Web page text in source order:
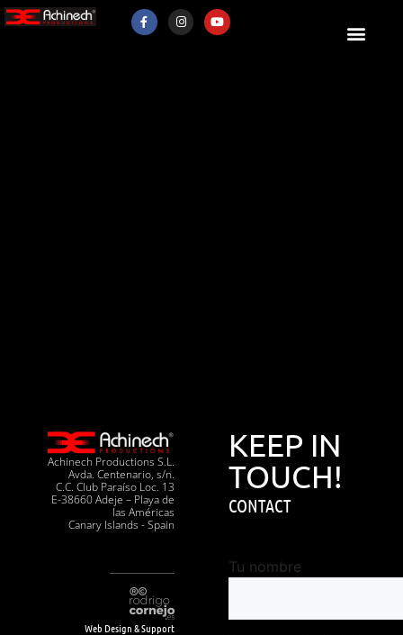
Achinech Productions S.L.
Avda. Centenario, s/n.
C.C. Club Paraíso Loc. 13
E-38660 Adeje – Playa de
las Américas
Canary Islands - Spain
Web Design & Support
KEEP IN
TOUCH!
CONTACT
Tu nombre